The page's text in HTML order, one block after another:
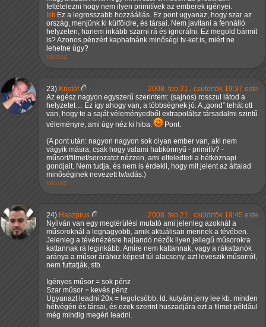
feltételezni hogy nem ilyen primitívek az emberek igényei.
Isti Ez a legrosszabb hozzáállás. Ez pont ugyanaz, hogy szar az
ország, menjünk ki külföldre, és társai. Nem javítani a fennálló
helyzeten, hanem inkább szarni rá és ignorálni. Ez megold bármit
is? Azonos pénzért kaphatnánk minőségi tv-ket is, miért ne
lehetne úgy?
válasz
23) Kristóf
2008. feb 21., csütörtök 19:37 este
Az egész nagyon egyszerű szerintem: (sajnos) rosszul látod a
helyzetet… Ez így ahogy van, a többségnek jó. A gond
tehát ott
van, hogy te a saját véleményedből extrapolálsz társadalmi szintű
véleményre, ami úgy néz ki hiba.
Pont.
(A pont után: nagyon nagyon sok olyan ember van, aki nem
vágyik másra, csak hogy valami habkönnyű - primitív? -
műsort/filmet/sorozatot nézzen, ami elfeledteti a hétköznapi
gondjait. Nem tudja, és nem is érdekli, hogy mit jelent az általad
minőséginek nevezett tv/adás.)
válasz
24) Haszprus
2008. feb 21., csütörtök 19:45 este
Nyilván van egy megtérülési mutató ami jelenleg azoknál a
műsoroknál a legnagyobb, amik aktuálisan mennek a tévében.
Jelenleg a tévénézésre hajlandó nézők ilyen jellegű műsorokra
kattannak rá leginkább. Amire nem kattannak, vagy a rákattanók
aránya a műsor árához képest túl alacsony, azt leveszik műsorról,
nem futtatják, stb.
Igényes műsor = sok pénz
Szar műsor = kevés pénz
Ugyanazt leadni 20x = legolcsóbb, ld. kutyám jerry lee kb. minden
hétvégén és társai, és ezek szerint huszadjára ezt a filmet például
még mindig megéri leadni.